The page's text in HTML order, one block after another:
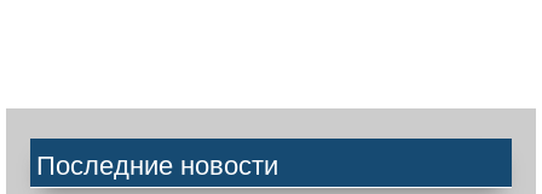
Последние новости